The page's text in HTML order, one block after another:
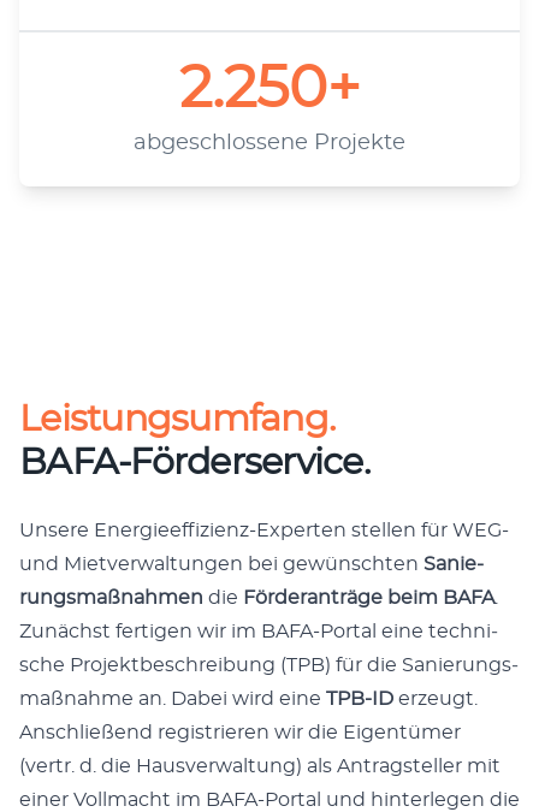
abge­schlos­se­ne Projekte
2.250+
Leistungsumfang.
BAFA-Förderservice.
Unse­re Ener­gie­ef­fi­zi­enz-Exper­ten stel­len für WEG-
und Miet­ver­wal­tun­gen bei gewünsch­ten Sanie­
rungs­maß­nah­men die För­der­an­trä­ge beim BAFA.
Zunächst fer­ti­gen wir im BAFA-Por­tal eine tech­ni­
sche Pro­jekt­be­schrei­bung (TPB) für die Sanie­rungs­
maß­nah­me an. Dabei wird eine TPB-ID erzeugt.
Anschlie­ßend regis­trie­ren wir die Eigen­tü­mer
(vertr. d. die Haus­ver­wal­tung) als Antrag­stel­ler mit
einer Voll­macht im BAFA-Por­tal und hin­ter­le­gen die